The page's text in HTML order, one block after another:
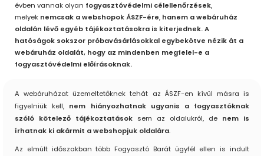
évben vannak olyan fogyasztóvédelmi célellenőrzések,
melyek nemcsak a webshopok ÁSZF-ére, hanem a webáruház
oldalán lévő egyéb tájékoztatásokra is kiterjednek.A
hatóságok sokszor próbavásárlásokkal egybekötve nézik át a
webáruház oldalát, hogy az mindenben megfelel-e a
fogyasztóvédelmi előírásoknak.
A webáruházat üzemeltetőknek tehát az ÁSZF-en kívül másra is
figyelniük kell, nem hiányozhatnak ugyanis a fogyasztóknak
szóló kötelező tájékoztatások sem az oldalukról, de nem is
írhatnak ki akármit a webshopjuk oldalára.
Az elmúlt időszakban több Fogyasztó Barát ügyfél ellen is indult